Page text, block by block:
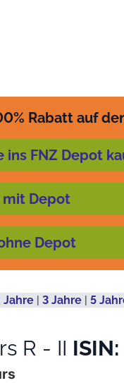
Rabatt auf
ins FNZ Depot
mit Depot
Depot
Jahre | 3 Jahre | 5
R - II ISIN: